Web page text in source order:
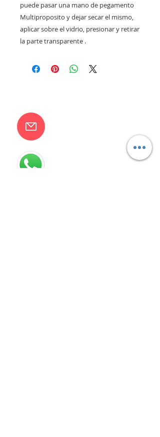
puede pasar una mano de pegamento
Multiproposito y dejar secar el mismo,
aplicar sobre el vidrio, presionar y retirar
la parte transparente .